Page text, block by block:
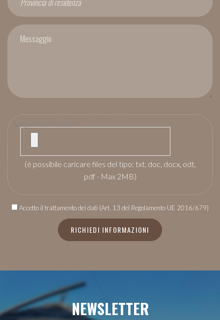
(è possibile caricare files del tipo: txt, doc, docx, odt,
pdf - Max 2MB)
Accetto il trattamento dei dati (Art. 13 del Regolamento UE 2016/679)
RICHIEDI INFORMAZIONI
NEWSLETTER